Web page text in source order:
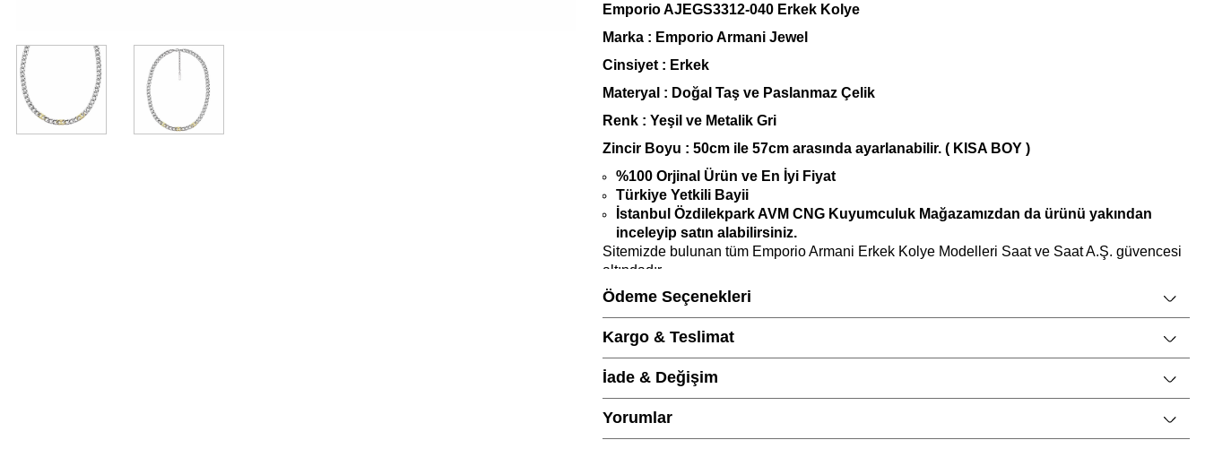
Emporio AJEGS3312-040 Erkek Kolye
Marka : Emporio Armani Jewel
Cinsiyet : Erkek
Materyal : Doğal Taş ve Paslanmaz Çelik
Renk : Yeşil ve Metalik Gri
Zincir Boyu : 50cm ile 57cm arasında ayarlanabilir. ( KISA BOY )
%100 Orjinal Ürün ve En İyi Fiyat
Türkiye Yetkili Bayii
İstanbul Özdilekpark AVM CNG Kuyumculuk Mağazamızdan da ürünü yakından
inceleyip satın alabilirsiniz.
Sitemizde bulunan tüm Emporio Armani Erkek Kolye Modelleri Saat ve Saat A.Ş. güvencesi
altındadır.
1 Yıl Garantilidir.
birlikte gönderilmektedir
Emporio Armani Erkek Kolye ile birlikte altın takılar, gümüş takılar ve gümüş eşyalar için özel
cilalı parlatma bezi gönderilecektir.
Ürün fiyatları, websitesine özel promosyonlar nedeniyle mağaza fiyatlarımızdan daha ucuz olabilir.
Şıklığı ve zarafetiyle, hayatınızın en özel anına anlam katacak bu ürün, nişan hediyesi
Ödeme Seçenekleri
Kargo & Teslimat
İade & Değişim
Yorumlar